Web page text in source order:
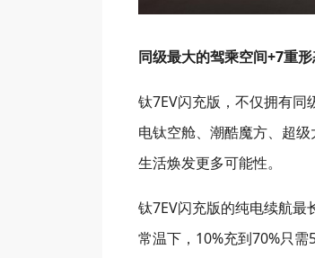
同级最大的驾乘空间+7重
钛7EV闪充版，不仅拥有
电钛空舱、潮酷魔方、超
生活焕发更多可能性。
钛7EV闪充版的纯电续航最
常温下，10%充到70%只